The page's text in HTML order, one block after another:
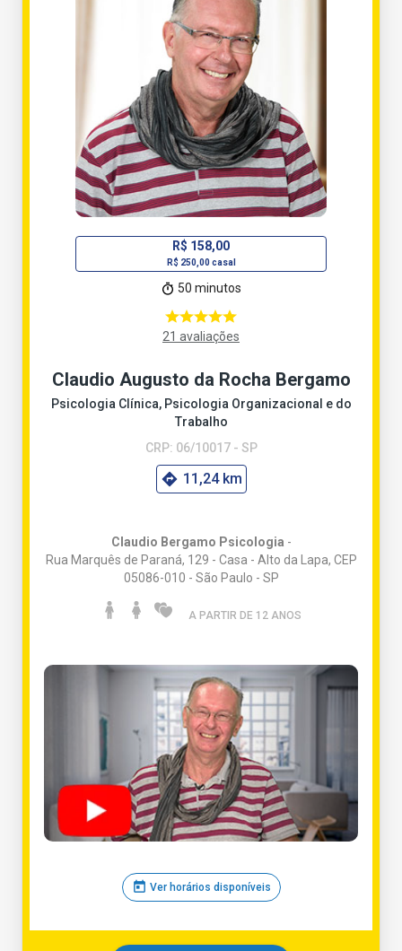
R$ 158,00
R$ 250,00 casal
50 minutos
21 avaliações
Claudio Augusto da Rocha Bergamo
Psicologia Clínica, Psicologia Organizacional e do
Trabalho
CRP: 06/10017 - SP
11,24 km
Claudio Bergamo Psicologia -
Rua Marquês de Paraná, 129 - Casa - Alto da Lapa, CEP
05086-010 - São Paulo - SP
A PARTIR DE 12 ANOS
today Ver horários disponíveis